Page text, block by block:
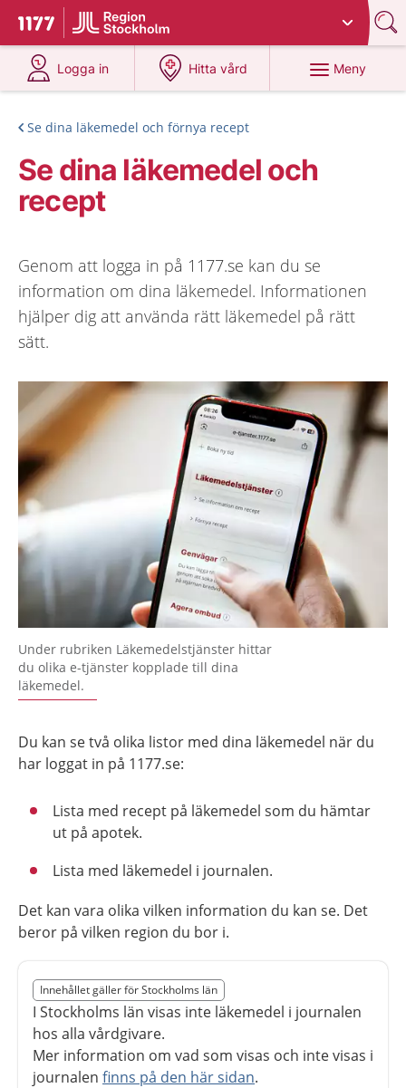
Till startsidan för 1177
Du har valt region
Logga in
på 1177.se
Hitta vård
på 1177.se
Meny
Se dina läkemedel och förnya recept
Se dina läkemedel och
recept
Genom att logga in på 1177.se kan du se
information om dina läkemedel. Informationen
hjälper dig att använda rätt läkemedel på rätt
sätt.
Under rubriken Läkemedelstjänster hittar
du olika e-tjänster kopplade till dina
läkemedel.
Du kan se två olika listor med dina läkemedel när du
har loggat in på 1177.se:
Lista med recept på läkemedel som du hämtar
ut på apotek.
Lista med läkemedel i journalen.
Det kan vara olika vilken information du kan se. Det
beror på vilken region du bor i.
Nedan innehåll gäller region Stockholms län
Innehållet gäller för Stockholms län
I Stockholms län visas inte läkemedel i journalen
hos alla vårdgivare.
Mer information om vad som visas och inte visas i
journalen finns på den här sidan.
Slut på det regionala tillägget från region Stockholms